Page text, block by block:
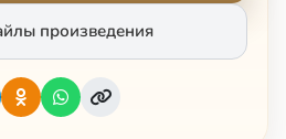
произведения